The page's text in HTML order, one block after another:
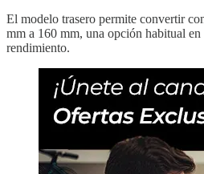
El modelo trasero permite convertir
mm a 160 mm, una opción habitual
rendimiento.